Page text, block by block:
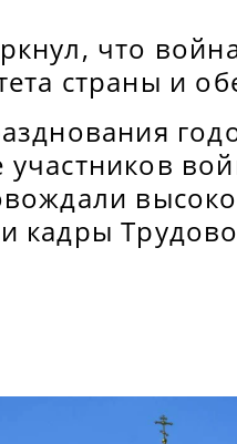
что
страны и
участников
кадры